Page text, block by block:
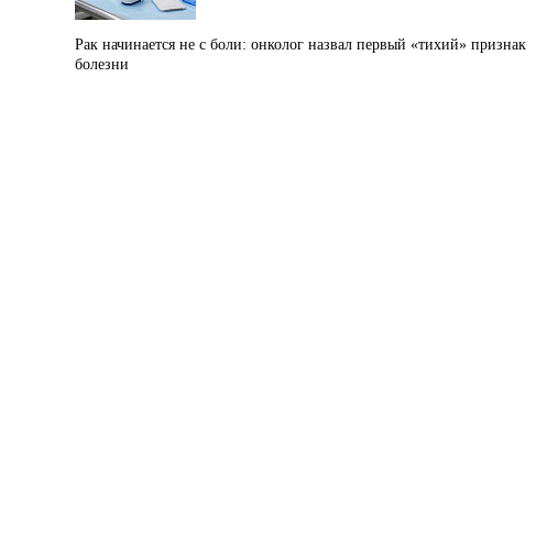
Рак начинается не с боли: онколог назвал первый «тихий» признак
болезни